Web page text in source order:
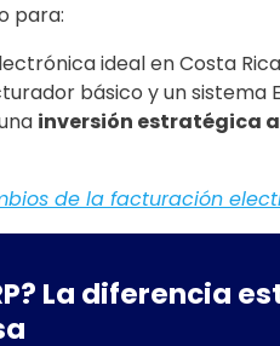
para:
ideal en Costa
básico y un sistema
inversión estratégica
de la facturación
La diferencia